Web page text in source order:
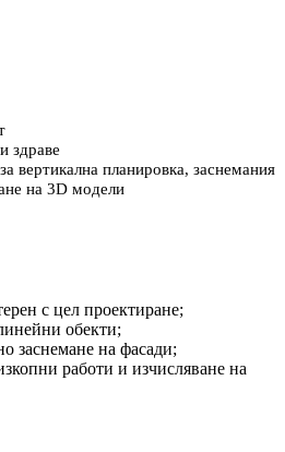
здраве
вертикална планировка, заснемания
на 3D модели
с цел проектиране;
обекти;
заснемане на фасади;
работи и изчисляване на